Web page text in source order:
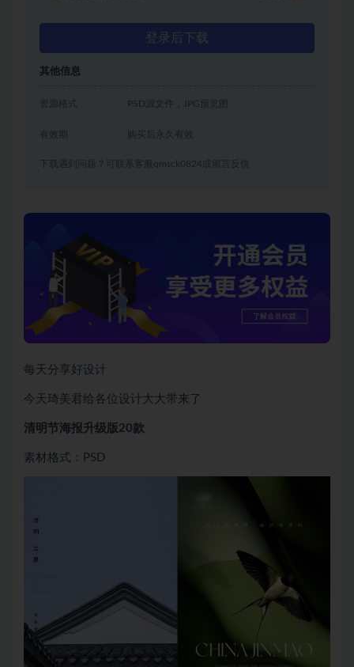
登录后下载
其他信息
资源格式 PSD源文件，JPG预览图
有效期 购买后永久有效
下载遇到问题？可联系客服qmsck0824或留言反馈
每天分享好设计
今天琦美君给各位设计大大带来了
清明节海报升级版20款
素材格式：PSD